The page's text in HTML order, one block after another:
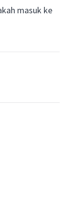
masuk ke